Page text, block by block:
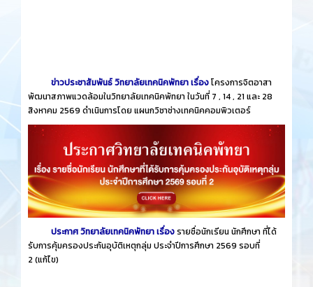
ข่าวประชาสัมพันธ์ วิทยาลัยเทคนิคพัทยา เรื่องโครงการจิตอาสา
พัฒนาสภาพแวดล้อมในวิทยาลัยเทคนิคพัทยา ในวันที่ 7 , 14 , 21 และ 28
สิงหาคม 2569 ดำเนินการโดย แผนกวิชาช่างเทคนิคคอมพิวเตอร์
ประกาศ วิทยาลัยเทคนิคพัทยา เรื่องรายชื่อนักเรียน นักศึกษา ที่ได้
รับการคุ้มครองประกันอุบัติเหตุกลุ่ม ประจำปีการศึกษา 2569 รอบที่
2 (แก้ไข)